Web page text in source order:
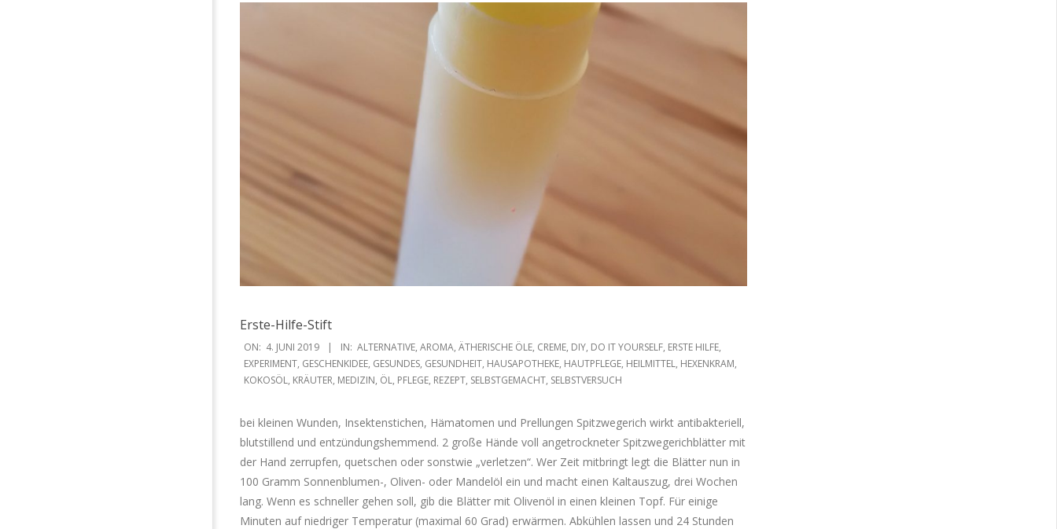
Erste-Hilfe-Stift
2019-
06-
04
ON: 4. JUNI 2019 IN: ALTERNATIVE, AROMA, ÄTHERISCHE ÖLE, CREME, DIY, DO IT YOURSELF, ERSTE HILFE,
EXPERIMENT, GESCHENKIDEE, GESUNDES, GESUNDHEIT, HAUSAPOTHEKE, HAUTPFLEGE, HEILMITTEL, HEXENKRAM,
KOKOSÖL, KRÄUTER, MEDIZIN, ÖL, PFLEGE, REZEPT, SELBSTGEMACHT, SELBSTVERSUCH
bei kleinen Wunden, Insektenstichen, Hämatomen und Prellungen Spitzwegerich wirkt antibakteriell,
blutstillend und entzündungshemmend. 2 große Hände voll angetrockneter Spitzwegerichblätter mit
der Hand zerrupfen, quetschen oder sonstwie „verletzen“. Wer Zeit mitbringt legt die Blätter nun in
100 Gramm Sonnenblumen-, Oliven- oder Mandelöl ein und macht einen Kaltauszug, drei Wochen
lang. Wenn es schneller gehen soll, gib die Blätter mit Olivenöl in einen kleinen Topf. Für einige
Minuten auf niedriger Temperatur (maximal 60 Grad) erwärmen. Abkühlen lassen und 24 Stunden